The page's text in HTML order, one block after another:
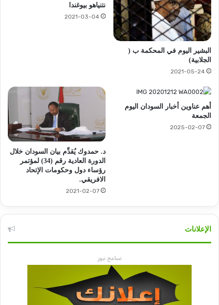
البشير اليوم في المحكمة ب (
الجلابية)
2021-05-24
نتنياهو بيوغندا
2021-03-04
أهم عناوين أخبار السودان اليوم
الجمعة
2025-02-07
د. حمدوك يُقدِّم بيان السودان خلال
الدورة العادية رقم (34) لمؤتمر
رؤساء دول وحكومات الإتحاد
الافريقي.
2021-02-07
الإعلانات
تسامح نيوز